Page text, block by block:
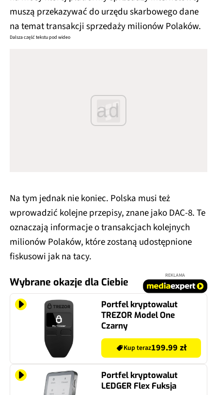
muszą przekazywać do urzędu skarbowego dane
na temat transakcji sprzedaży milionów Polaków.
Dalsza część tekstu pod wideo
ad
Na tym jednak nie koniec. Polska musi też
wprowadzić kolejne przepisy, znane jako DAC-8. Te
oznaczają informacje o transakcjach kolejnych
milionów Polaków, które zostaną udostępnione
fiskusowi jak na tacy.
Wybrane okazje dla Ciebie
REKLAMA
Portfel kryptowalut
TREZOR Model One
Czarny
Kup teraz199.99 zł
Portfel kryptowalut
LEDGER Flex Fuksja